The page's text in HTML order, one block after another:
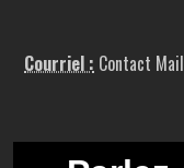
Courriel : Contact Mail